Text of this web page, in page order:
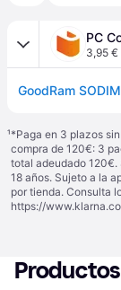
PC
3,95 €
¹*Paga en 3 plazos
compra de 120€: 3
total adeudado 120€.
18 años. Sujeto a la
por tienda. Consulta
https://